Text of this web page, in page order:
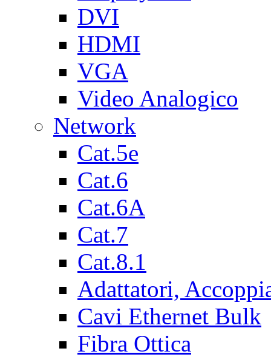
DVI
HDMI
VGA
Video Analogico
Network
Cat.5e
Cat.6
Cat.6A
Cat.7
Cat.8.1
Adattatori,
Cavi Ethernet Bulk
Fibra Ottica